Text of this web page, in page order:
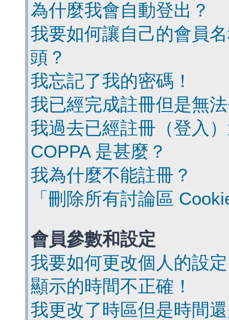
為什麼我會自動登出？
我要如何讓自己的會員
頭？
我忘記了我的密碼！
我已經完成註冊但是無
我過去已經註冊（登入
COPPA 是甚麼？
我為什麼不能註冊？
「刪除所有討論區
會員參數和設定
我要如何更改個人的設
顯示的時間不正確！
我更改了時區但是時間